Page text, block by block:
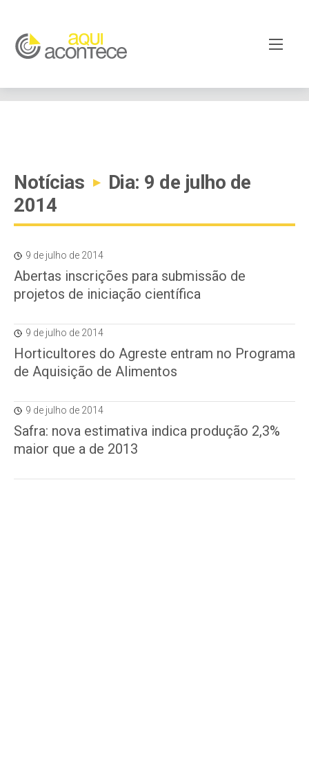
googleb82de9a22cec23e8.html
Notícias ▸
Dia: 9 de julho de
2014
9 de julho de 2014
Abertas inscrições para submissão de
projetos de iniciação científica
9 de julho de 2014
Horticultores do Agreste entram no Programa
de Aquisição de Alimentos
9 de julho de 2014
Safra: nova estimativa indica produção 2,3%
maior que a de 2013